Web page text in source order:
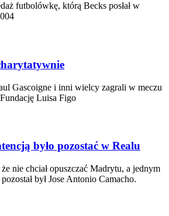
futbolówkę, którą Becks posłał w
Gascoigne i inni wielcy zagrali w meczu
Luisa Figo
było pozostać w Realu
nie chciał opuszczać Madrytu, a jednym
był Jose Antonio Camacho.